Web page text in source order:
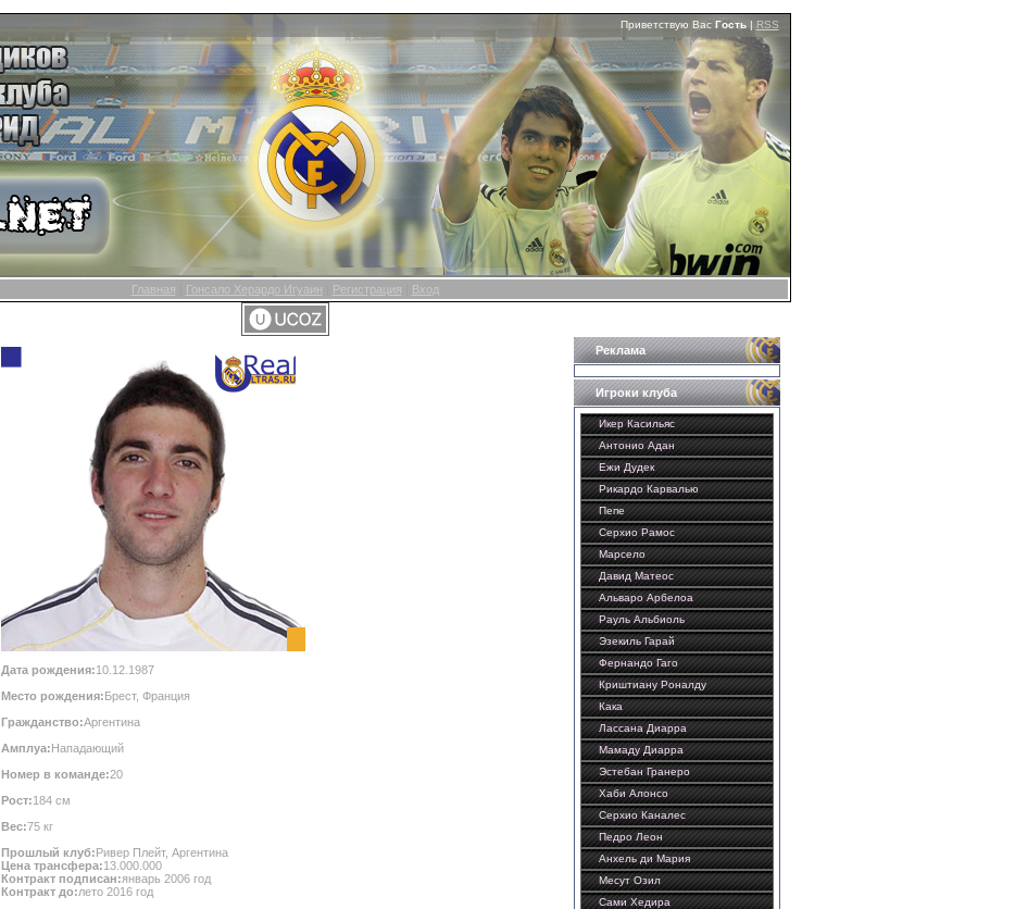
Приветствую Вас Гость| RSS
Главная Гонсало Херардо Игуаин Регистрация Вход
Дата рождения:10.12.1987
Место рождения:Брест, Франция
Гражданство:Аргентина
Амплуа:Нападающий
Номер в команде:20
Рост:184 см
Вес:75 кг
Прошлый клуб:Ривер Плейт, Аргентина
Цена трансфера:13.000.000
Контракт подписан:январь 2006 год
Контракт до:лето 2016 год
Реклама
Игроки клуба
Икер Касильяс
Антонио Адан
Ежи Дудек
Рикардо Карвалью
Пепе
Серхио Рамос
Марсело
Давид Матеос
Альваро Арбелоа
Рауль Альбиоль
Эзекиль Гарай
Фернандо Гаго
Криштиану Роналду
Кака
Лассана Диарра
Мамаду Диарра
Эстебан Гранеро
Хаби Алонсо
Серхио Каналес
Педро Леон
Анхель ди Мария
Месут Озил
Сами Хедира